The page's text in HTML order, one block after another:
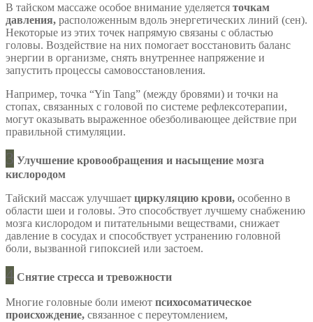
В тайском массаже особое внимание уделяется точкам
давления, расположенным вдоль энергетических линий (сен).
Некоторые из этих точек напрямую связаны с областью
головы. Воздействие на них помогает восстановить баланс
энергии в организме, снять внутреннее напряжение и
запустить процессы самовосстановления.
Например, точка “Yin Tang” (между бровями) и точки на
стопах, связанных с головой по системе рефлексотерапии,
могут оказывать выраженное обезболивающее действие при
правильной стимуляции.
3 Улучшение кровообращения и насыщение мозга
кислородом
Тайский массаж улучшает циркуляцию крови, особенно в
области шеи и головы. Это способствует лучшему снабжению
мозга кислородом и питательными веществами, снижает
давление в сосудах и способствует устранению головной
боли, вызванной гипоксией или застоем.
4 Снятие стресса и тревожности
Многие головные боли имеют психосоматическое
происхождение, связанное с переутомлением,